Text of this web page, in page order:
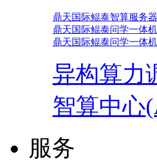
鼎天国际鲲泰智算服务器
鼎天国际鲲泰问学一体机
鼎天国际鲲泰问学一体机
异构算力
智算中心
服务